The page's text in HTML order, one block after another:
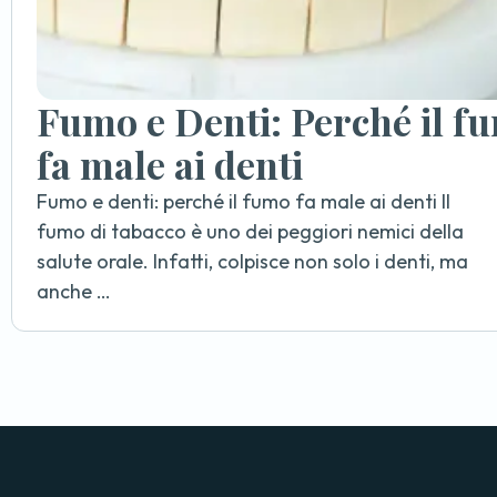
Fumo e Denti: Perché il
fa male ai denti
Fumo e denti: perché il fumo fa male ai denti Il
fumo di tabacco è uno dei peggiori nemici della
salute orale. Infatti, colpisce non solo i denti, ma
anche …